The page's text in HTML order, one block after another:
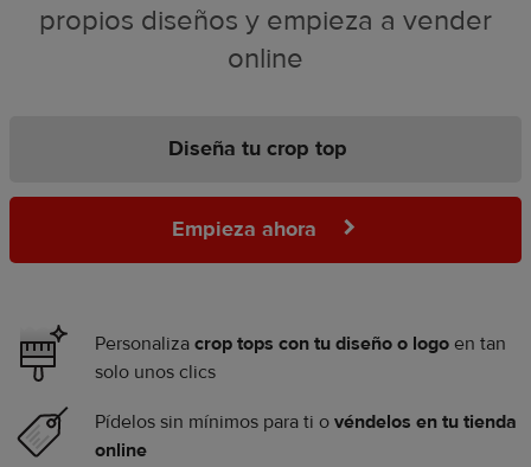
propios diseños y empieza a vender
online
Empieza ahora
Diseña tu crop top
Personaliza crop tops con tu diseño o logo en tan
solo unos clics
Pídelos sin mínimos para ti o véndelos en tu tienda
online